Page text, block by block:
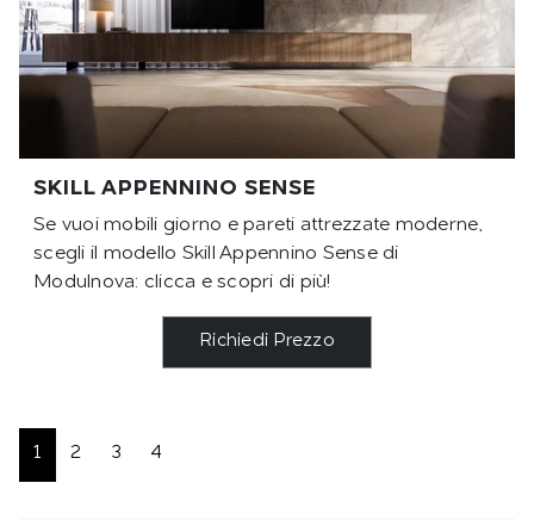
SKILL APPENNINO SENSE
Se vuoi mobili giorno e pareti attrezzate moderne,
scegli il modello Skill Appennino Sense di
Modulnova: clicca e scopri di più!
Richiedi Prezzo
1 2 3 4